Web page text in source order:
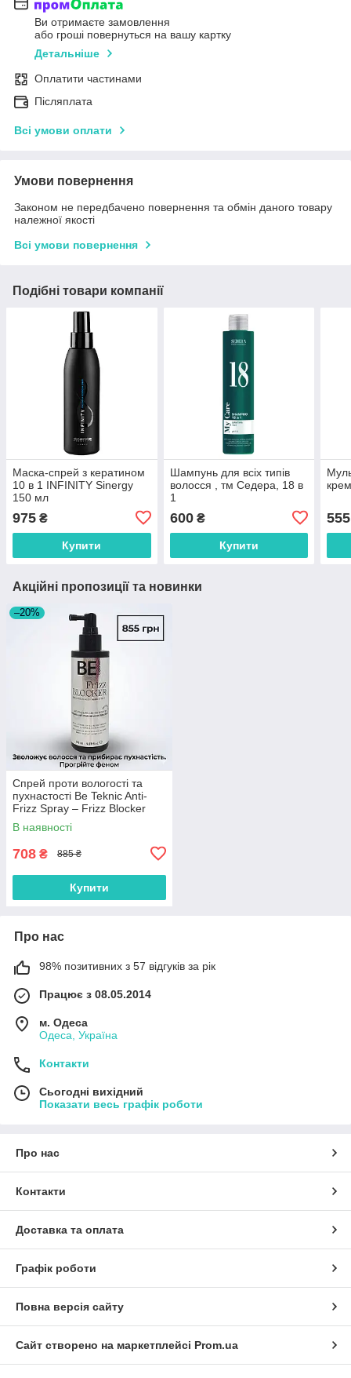
Ви отримаєте замовлення
або гроші повернуться на вашу картку
Детальніше
Оплатити частинами
Післяплата
Всі умови оплати
Умови повернення
Законом не передбачено повернення та обмін даного товару
належної якості
Всі умови повернення
Подібні товари компанії
Маска-спрей з кератином
10 в 1 INFINITY Sinergy
150 мл
975 ₴
Купити
Шампунь для всіх типів
волосся , тм Седера, 18 в
1
600₴
Купити
555
Акційні пропозиції та новинки
–20%
Спрей проти вологості та
пухнастості Be Teknic Anti-
Frizz Spray – Frizz Blocker
150 ml
В наявності
708 ₴ 885 ₴
Купити
Про нас
98% позитивних з 57 відгуків за рік
Працює з 08.05.2014
м. Одеса
Одеса, Україна
Контакти
Сьогодні вихідний
Показати весь графік роботи
Про нас
Контакти
Доставка та оплата
Графік роботи
Повна версія сайту
Сайт створено на маркетплейсі Prom.ua